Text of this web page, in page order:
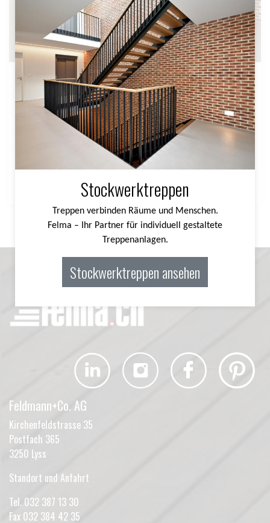
Stockwerktreppen
Treppen verbinden Räume und Menschen.
Felma – Ihr Partner für individuell gestaltete
Treppenanlagen.
Stockwerktreppen ansehen
Feldmann+Co. AG
Kirchenfeldstrasse 35
Postfach 365
3250 Lyss
Standort und Anfahrt
Tel. 032 387 13 30
Fax 032 384 42 35
Stockwerktreppen
Treppen verbinden Räume und Menschen.
Felma – Ihr Partner für individuell gestaltete
Treppenanlagen.
Stockwerktreppen ansehen